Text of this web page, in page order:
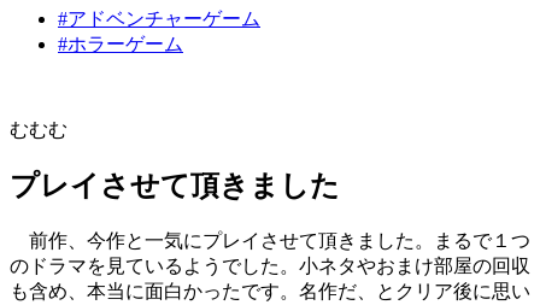
#アドベンチャーゲーム
#ホラーゲーム
むむむ
プレイさせて頂きました
前作、今作と一気にプレイさせて頂きました。まるで１つ
のドラマを見ているようでした。小ネタやおまけ部屋の回収
も含め、本当に面白かったです。名作だ、とクリア後に思い